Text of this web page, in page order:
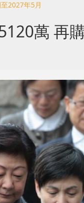
2027年5月
萬 再